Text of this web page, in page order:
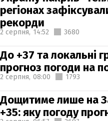
регіонах
рекорди
2 серпня, 14:52 3680
До +37 та локальні
прогноз погоди на
2 серпня, 08:00 1793
Дощитиме лише на
+35: яку погоду